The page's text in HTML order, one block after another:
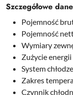
Szczegółowe
Pojemność
Pojemność
Wymiary
Zużycie
System
Zakres
Czynnik